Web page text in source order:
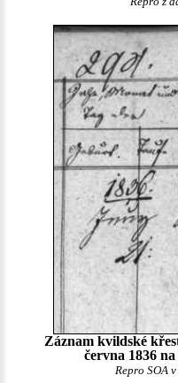
Záznam kvildské
června 1836
Repro SOA